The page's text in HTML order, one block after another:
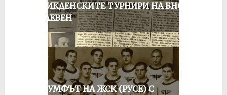
ВЕЛИКДЕНСКИТЕ ТУРНИРИ НА БНСФ
В ПЛЕВЕН
ТРИУМФЪТ НА ЖСК (РУСЕ) С